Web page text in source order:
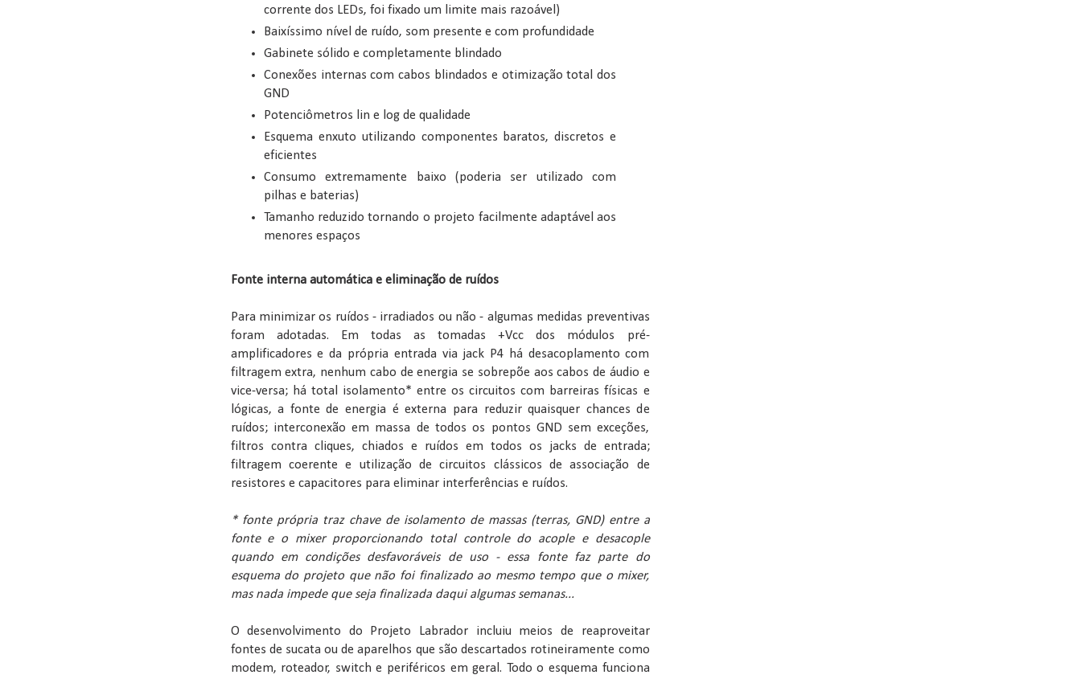
corrente dos LEDs, foi fixado um limite mais razoável)
Baixíssimo nível de ruído, som presente e com profundidade
Gabinete sólido e completamente blindado
Conexões internas com cabos blindados e otimização total dos
GND
Potenciômetros lin e log de qualidade
Esquema enxuto utilizando componentes baratos, discretos e
eficientes
Consumo extremamente baixo (poderia ser utilizado com
pilhas e baterias)
Tamanho reduzido tornando o projeto facilmente adaptável aos
menores espaços
Fonte interna automática e eliminação de ruídos
Para minimizar os ruídos - irradiados ou não - algumas medidas preventivas
foram adotadas. Em todas as tomadas +Vcc dos módulos pré-
amplificadores e da própria entrada via jack P4 há desacoplamento com
filtragem extra, nenhum cabo de energia se sobrepõe aos cabos de áudio e
vice-versa; há total isolamento* entre os circuitos com barreiras físicas e
lógicas, a fonte de energia é externa para reduzir quaisquer chances de
ruídos; interconexão em massa de todos os pontos GND sem exceções,
filtros contra cliques, chiados e ruídos em todos os jacks de entrada;
filtragem coerente e utilização de circuitos clássicos de associação de
resistores e capacitores para eliminar interferências e ruídos.
* fonte própria traz chave de isolamento de massas (terras, GND) entre a
fonte e o mixer proporcionando total controle do acople e desacople
quando em condições desfavoráveis de uso - essa fonte faz parte do
esquema do projeto que não foi finalizado ao mesmo tempo que o mixer,
mas nada impede que seja finalizada daqui algumas semanas...
O desenvolvimento do Projeto Labrador incluiu meios de reaproveitar
fontes de sucata ou de aparelhos que são descartados rotineiramente como
modem, roteador, switch e periféricos em geral. Todo o esquema funciona